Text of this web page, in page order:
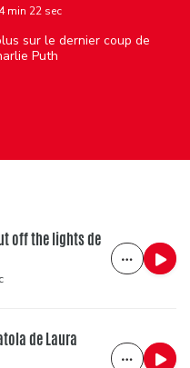
4 min 22 sec
sur le dernier coup de
Puth
off the lights de
de Laura